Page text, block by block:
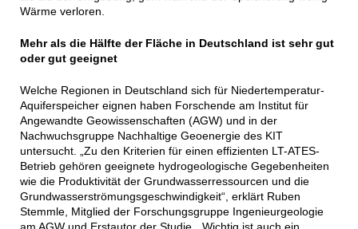
Wärme verloren.
Mehr als die Hälfte der Fläche in Deutschland ist sehr gut
oder gut geeignet
Welche Regionen in Deutschland sich für Niedertemperatur-
Aquiferspeicher eignen haben Forschende am Institut für
Angewandte Geowissenschaften (AGW) und in der
Nachwuchsgruppe Nachhaltige Geoenergie des KIT
untersucht. „Zu den Kriterien für einen effizienten LT-ATES-
Betrieb gehören geeignete hydrogeologische Gegebenheiten
wie die Produktivität der Grundwasserressourcen und die
Grundwasserströmungsgeschwindigkeit“, erklärt Ruben
Stemmle, Mitglied der Forschungsgruppe Ingenieurgeologie
am AGW und Erstautor der Studie. „Wichtig ist auch ein